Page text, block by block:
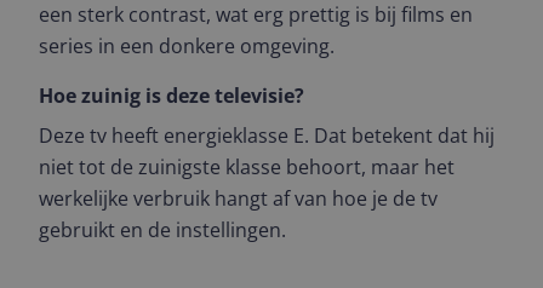
een sterk contrast, wat erg prettig is bij films en
series in een donkere omgeving.
Hoe zuinig is deze televisie?
Deze tv heeft energieklasse E. Dat betekent dat hij
niet tot de zuinigste klasse behoort, maar het
werkelijke verbruik hangt af van hoe je de tv
gebruikt en de instellingen.